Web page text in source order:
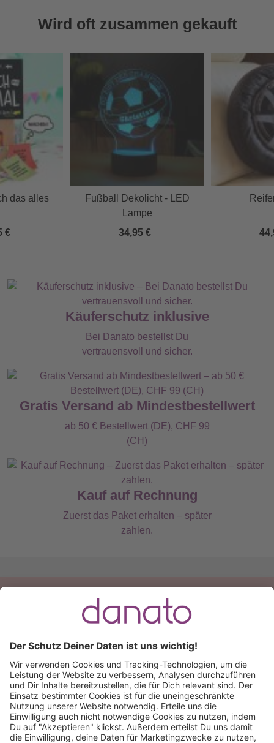
Wird oft zusammen gekauft
das alles
€
Fußball Dekolicht - LED
Lampe
34,95 €
Käuferschutz inklusive
Bei Danato bestellst Du
vertrauensvoll und sicher.
Gratis Versand ab Mindestbestellwert
ab 50 € Bestellwert (DE), CHF 99
(CH)
Kauf auf Rechnung
Zuerst das Paket erhalten – später
zahlen.
Du hast eine Frage?
+49 (0) 511 51 56 0300
schreib uns eineE-Mail
Käuferschutz inklusive Kauf auf Rechnung